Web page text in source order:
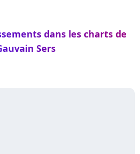
dans les charts de
Sers